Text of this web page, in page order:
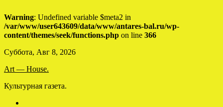
Warning: Undefined variable $meta2 in
/var/www/user643609/data/www/antares-bal.ru/wp-
content/themes/seek/functions.php on line 366
Skip
content
Суббота, Авг 8, 2026
Art — House.
Культурная газета.